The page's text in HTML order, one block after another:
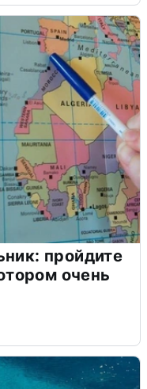
пройдите
очень